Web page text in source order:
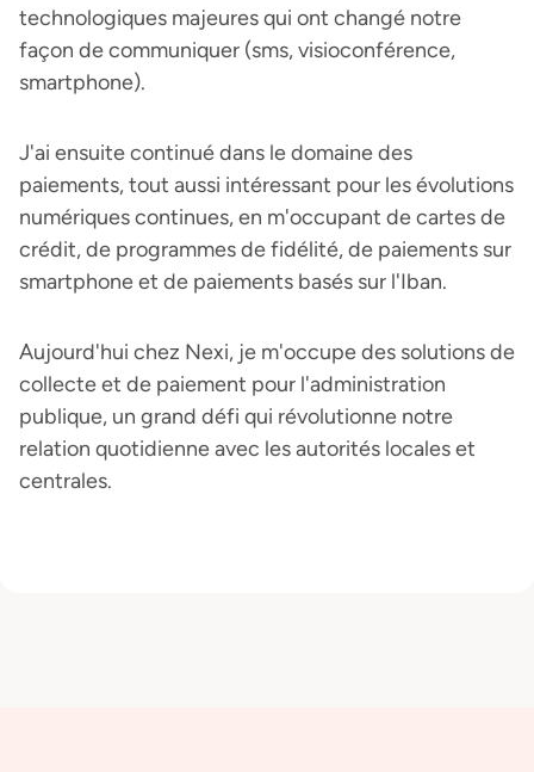
technologiques majeures qui ont changé notre
façon de communiquer (sms, visioconférence,
smartphone).
J'ai ensuite continué dans le domaine des
paiements, tout aussi intéressant pour les évolutions
numériques continues, en m'occupant de cartes de
crédit, de programmes de fidélité, de paiements sur
smartphone et de paiements basés sur l'Iban.
Aujourd'hui chez Nexi, je m'occupe des solutions de
collecte et de paiement pour l'administration
publique, un grand défi qui révolutionne notre
relation quotidienne avec les autorités locales et
centrales.